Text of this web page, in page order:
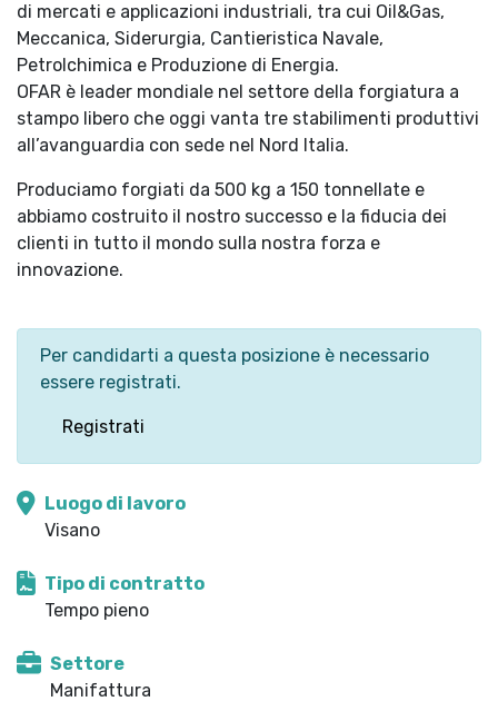
di mercati e applicazioni industriali, tra cui Oil&Gas,
Meccanica, Siderurgia, Cantieristica Navale,
Petrolchimica e Produzione di Energia.
OFAR è leader mondiale nel settore della forgiatura a
stampo libero che oggi vanta tre stabilimenti produttivi
all’avanguardia con sede nel Nord Italia.
Produciamo forgiati da 500 kg a 150 tonnellate e
abbiamo costruito il nostro successo e la fiducia dei
clienti in tutto il mondo sulla nostra forza e
innovazione.
Per candidarti a questa posizione è necessario
essere registrati.
Registrati
Luogo di lavoro
Visano
Tipo di contratto
Tempo pieno
Settore
Manifattura